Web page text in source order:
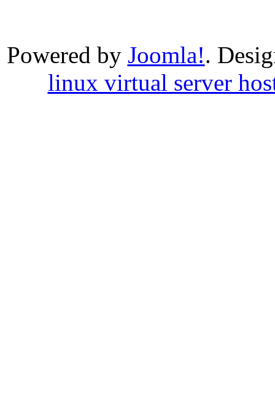
Powered by Joomla!.
linux virtual server